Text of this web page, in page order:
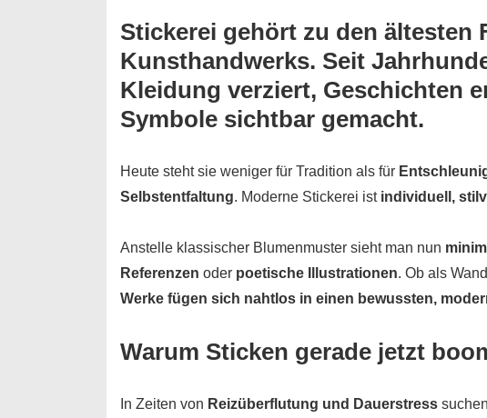
Stickerei gehört zu den ältesten
Kunsthandwerks. Seit
Kleidung verziert, Geschichten
Symbole sichtbar gemacht.
Heute steht sie weniger für Tradition als für
Selbstentfaltung. Moderne Stickerei ist individuell,
Anstelle klassischer Blumenmuster sieht man nun
Referenzen oder poetische Illustrationen. Ob als
Werke fügen sich nahtlos in einen bewussten,
Warum Sticken gerade jetzt
In Zeiten von Reizüberflutung und Dauerstress